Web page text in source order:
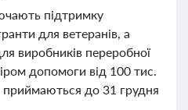
підтримку
для ветеранів, а
виробників переробної
допомоги від 100 тис.
до 31 грудня